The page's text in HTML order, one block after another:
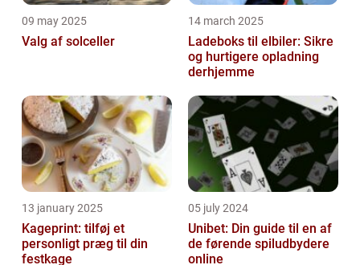
09 may 2025
Valg af solceller
14 march 2025
Ladeboks til elbiler: Sikre
og hurtigere opladning
derhjemme
13 january 2025
Kageprint: tilføj et
personligt præg til din
festkage
05 july 2024
Unibet: Din guide til en af
de førende spiludbydere
online